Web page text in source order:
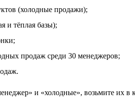
(холодные продажи);
и тёплая базы);
продаж среди 30 менеджеров;
и «холодные», возьмите их